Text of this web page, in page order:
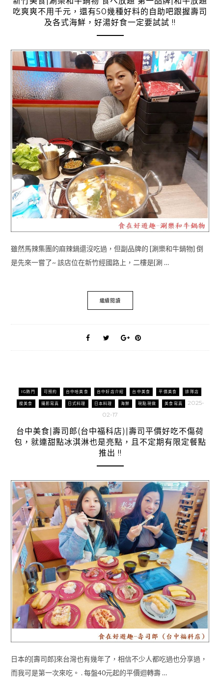
吃爽爽不用千元，還有50幾種好料的自助吧跟握壽司
及各式海鮮，好湯好食一定要試試 !!
雖然馬辣集團的麻辣鍋還沒吃過，但副品牌的 [涮樂和牛鍋物] 倒
是先來一嘗了~ 該店位在新竹經國路上，二樓是[涮 …
繼續閱讀
IG熱門 可預約 台中哈美食 台中好店介紹 台中美食 平價美食 排隊店
搜美食 攝影寫真 日式料理 日本料理 海鮮 現點現做 美食寫真
2025-
02-17
台中美食|壽司郎(台中福科店)|壽司平價好吃不傷荷
包，就連甜點冰淇淋也是亮點，且不定期有限定餐點
推出 !!
日本的[壽司郎]來台灣也有幾年了，相信不少人都吃過也分享過，
而我可是第一次來吃。 . 每盤40元起的平價迴轉壽 …